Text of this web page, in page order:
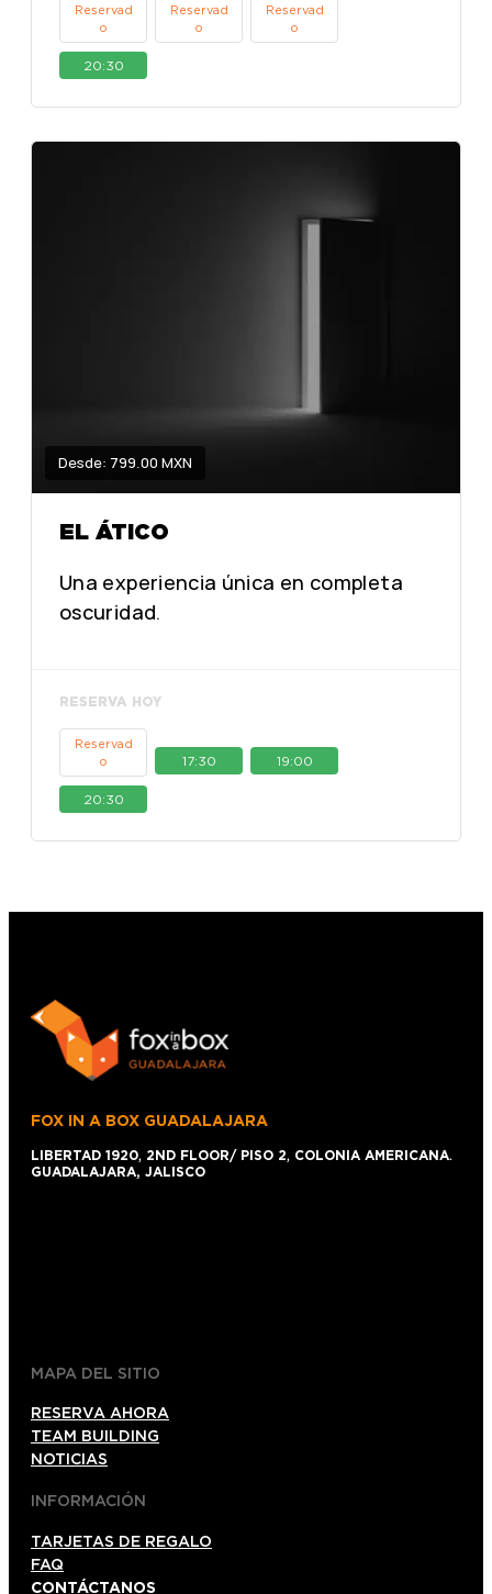
Reservad
o
Reservad
o
Reservad
o
20:30
Desde: 799.00 MXN
EL ÁTICO
Una experiencia única en completa
oscuridad.
RESERVA HOY
Reservad
o
17:30 19:00
20:30
FOX IN A BOX GUADALAJARA
LIBERTAD 1920, 2ND FLOOR/ PISO 2, COLONIA AMERICANA.
GUADALAJARA, JALISCO
MAPA DEL SITIO
RESERVA AHORA
TEAM BUILDING
NOTICIAS
INFORMACIÓN
TARJETAS DE REGALO
FAQ
CONTÁCTANOS